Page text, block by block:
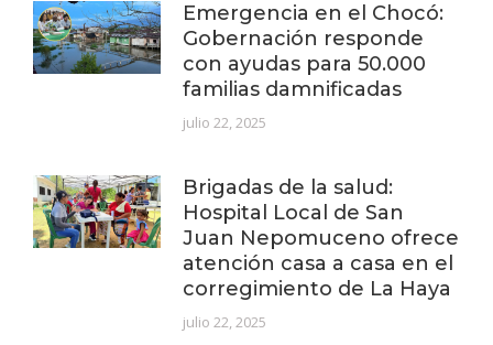
Emergencia en el Chocó:
Gobernación responde
con ayudas para 50.000
familias damnificadas
julio 22, 2025
Brigadas de la salud:
Hospital Local de San
Juan Nepomuceno ofrece
atención casa a casa en el
corregimiento de La Haya
julio 22, 2025